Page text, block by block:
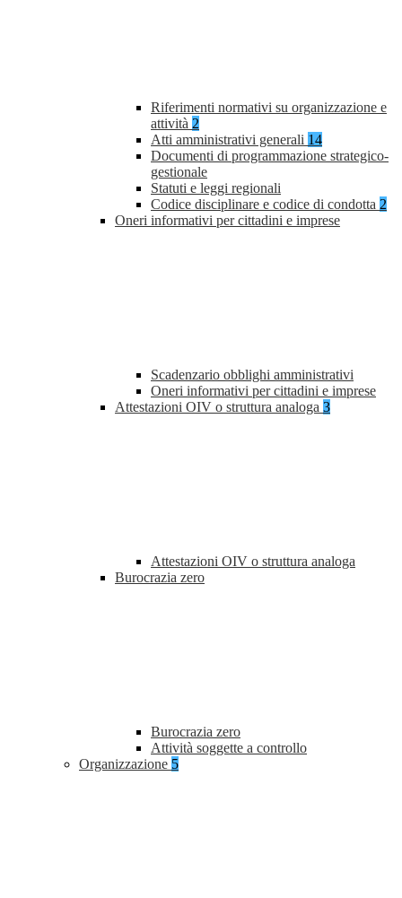
Riferimenti normativi su organizzazione e
attività 2
Atti amministrativi generali 14
Documenti di programmazione strategico-
gestionale
Statuti e leggi regionali
Codice disciplinare e codice di condotta 2
Oneri informativi per cittadini e imprese
Scadenzario obblighi amministrativi
Oneri informativi per cittadini e imprese
Attestazioni OIV o struttura analoga 3
Attestazioni OIV o struttura analoga
Burocrazia zero
Burocrazia zero
Attività soggette a controllo
Organizzazione 5